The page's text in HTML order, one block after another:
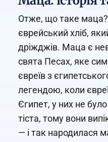
Отже, що таке
єврейський хліб,
дріжджів. Маца є
свята Песах, яке
євреїв з
легендою, коли
Єгипет, у них не
тіста, тому вони
— і так народилася